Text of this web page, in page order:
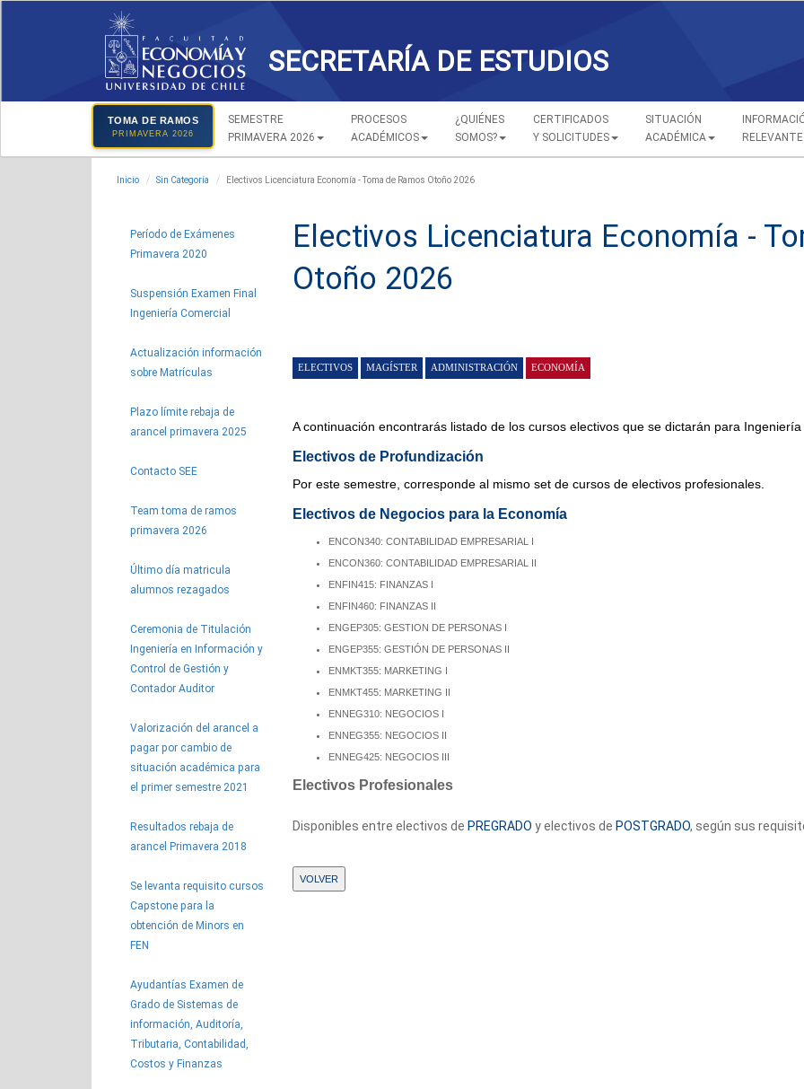
SECRETARÍA DE ESTUDIOS
TOMA DE RAMOS
PRIMAVERA 2026
SEMESTRE
PRIMAVERA 2026
PROCESOS
ACADÉMICOS
¿QUIÉNES
SOMOS?
CERTIFICADOS
Y SOLICITUDES
SITUACIÓN
ACADÉMICA
RELEVANTE
Inicio Sin Categoría Electivos Licenciatura Economía - Toma de Ramos Otoño 2026
Período de Exámenes
Primavera 2020
Suspensión Examen Final
Ingeniería Comercial
Actualización información
sobre Matrículas
Plazo límite rebaja de
arancel primavera 2025
Contacto SEE
Team toma de ramos
primavera 2026
Último día matricula
alumnos rezagados
Ceremonia de Titulación
Ingeniería en Información y
Control de Gestión y
Contador Auditor
Valorización del arancel a
pagar por cambio de
situación académica para
el primer semestre 2021
Resultados rebaja de
arancel Primavera 2018
Se levanta requisito cursos
Capstone para la
obtención de Minors en
FEN
Ayudantías Examen de
Grado de Sistemas de
información, Auditoría,
Tributaria, Contabilidad,
Costos y Finanzas
Electivos Licenciatura Economía -
Otoño 2026
A continuación encontrarás listado de los cursos electivos que se dictarán para
Electivos de Profundización
Por este semestre, corresponde al mismo set de cursos de electivos profesionales.
Electivos de Negocios para la Economía
ENCON340: CONTABILIDAD EMPRESARIAL I
ENCON360: CONTABILIDAD EMPRESARIAL II
ENFIN415: FINANZAS I
ENFIN460: FINANZAS II
ENGEP305: GESTION DE PERSONAS I
ENGEP355: GESTIÓN DE PERSONAS II
ENMKT355: MARKETING I
ENMKT455: MARKETING II
ENNEG310: NEGOCIOS I
ENNEG355: NEGOCIOS II
ENNEG425: NEGOCIOS III
Electivos Profesionales
Disponibles entre electivos de PREGRADO y electivos de POSTGRADO, según sus